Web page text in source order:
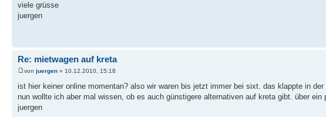
viele grüsse
juergen
Re: mietwagen auf kreta
von juergen » 10.12.2010, 15:18
ist hier keiner online momentan? also wir waren bis jetzt immer bei sixt. das klappte in der
nun wollte ich aber mal wissen, ob es auch günstigere alternativen auf kreta gibt. über ein
juergen